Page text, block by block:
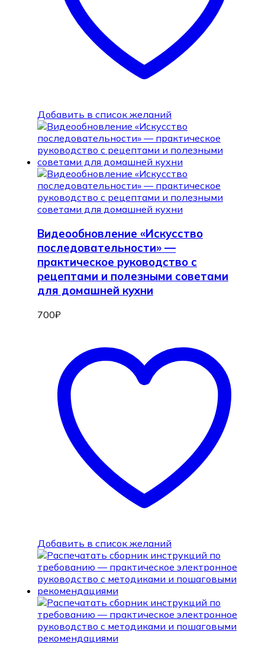
Добавить в список желаний
Видеообновление «Искусство
последовательности» —
практическое руководство с
рецептами и полезными советами
для домашней кухни
700₽
Добавить в список желаний